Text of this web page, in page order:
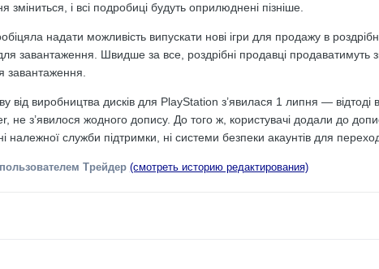
зміниться, і всі подробиці будуть оприлюднені пізніше.
надати можливість випускати нові ігри для продажу в
завантаження. Швидше за все, роздрібні продавці продаватимуть
завантаження.
від виробництва дисків для PlayStation з’явилася 1 липня —
не з’явилося жодного допису. До того ж, користувачі додали до
належної служби підтримки, ні системи безпеки акаунтів для
пользователем Трейдер (смотреть историю редактирования)